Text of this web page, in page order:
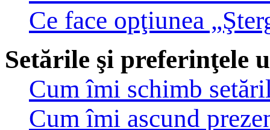
Ce face opţiunea
Setările şi preferinţele
Cum îmi schimb
Cum îmi ascund